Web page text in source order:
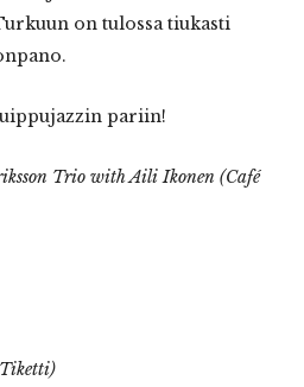
on tulossa tiukasti
pariin!
Trio with Aili Ikonen (Café